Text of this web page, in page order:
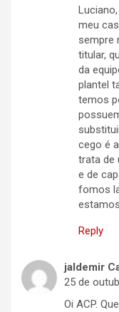
meu
sempre
titular,
da
plantel
temos
cego é
trata de
e de
fomos
Reply
jaldemir
25 de
Oi ACP.